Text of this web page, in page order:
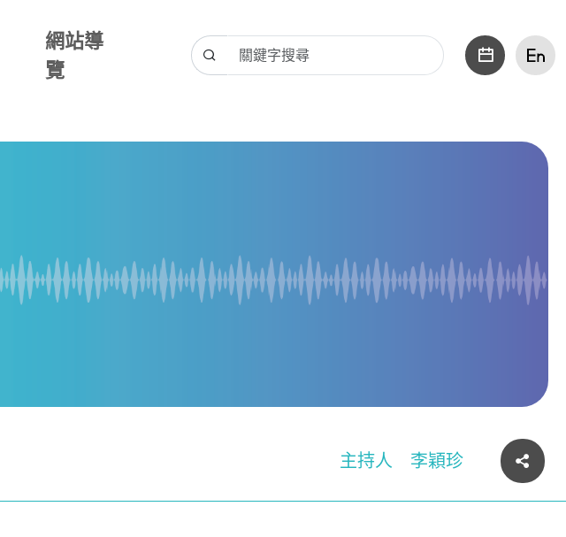
網站導
覽
主持人 李穎珍